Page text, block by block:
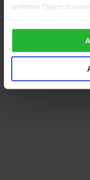
weiteren Daten
gesammelt haben.